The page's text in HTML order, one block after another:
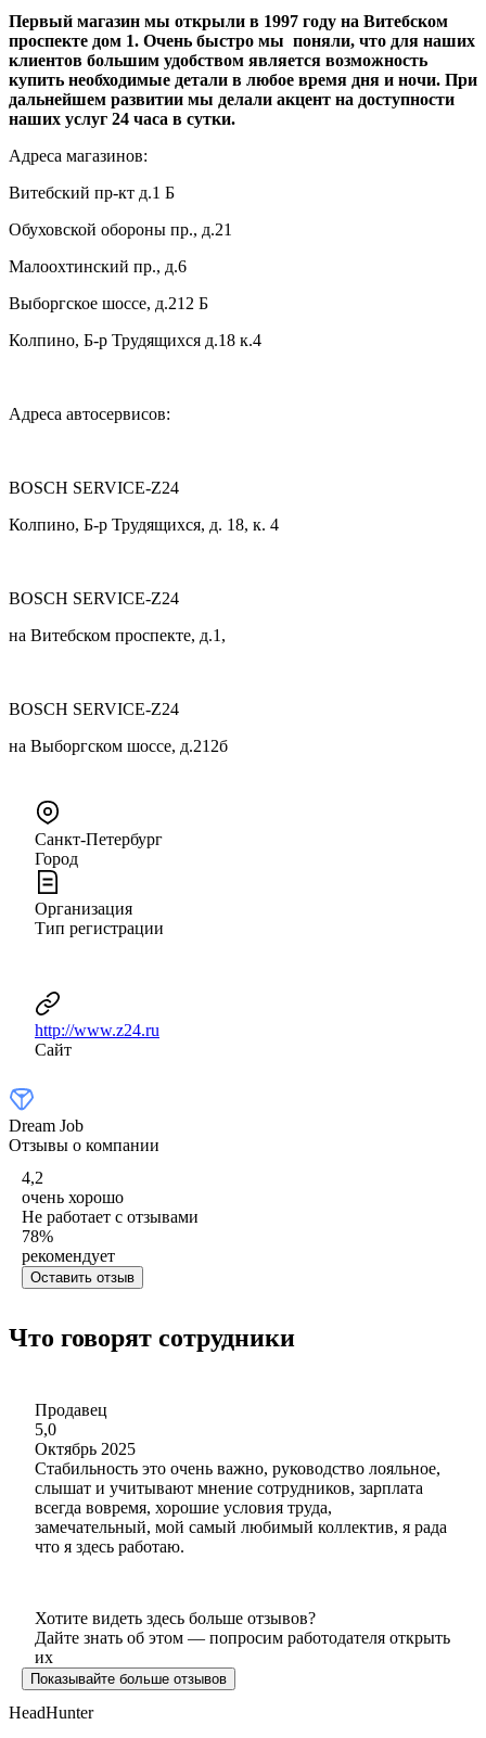
Первый магазин мы открыли в 1997 году на Витебском
проспекте дом 1. Очень быстро мы поняли, что для наших
клиентов большим удобством является возможность
купить необходимые детали в любое время дня и ночи. При
дальнейшем развитии мы делали акцент на доступности
наших услуг 24 часа в сутки.
Адреса магазинов:
Витебский пр-кт д.1 Б
Обуховской обороны пр., д.21
Малоохтинский пр., д.6
Выборгское шоссе, д.212 Б
Колпино, Б-р Трудящихся д.18 к.4
Адреса автосервисов:
BOSCH SERVICE-Z24
Колпино, Б-р Трудящихся, д. 18, к. 4
BOSCH SERVICE-Z24
на Витебском проспекте, д.1,
BOSCH SERVICE-Z24
на Выборгском шоссе, д.212б
Санкт-Петербург
Город
Организация
Тип регистрации
http://www.z24.ru
Сайт
Dream Job
Отзывы о компании
4,2
очень хорошо
Не работает с отзывами
78%
рекомендует
Оставить отзыв
Что говорят сотрудники
Продавец
5,0
Октябрь 2025
Стабильность это очень важно, руководство лояльное,
слышат и учитывают мнение сотрудников, зарплата
всегда вовремя, хорошие условия труда,
замечательный, мой самый любимый коллектив, я рада
что я здесь работаю.
Хотите видеть здесь больше отзывов?
Дайте знать об этом — попросим работодателя открыть
их
Показывайте больше отзывов
HeadHunter